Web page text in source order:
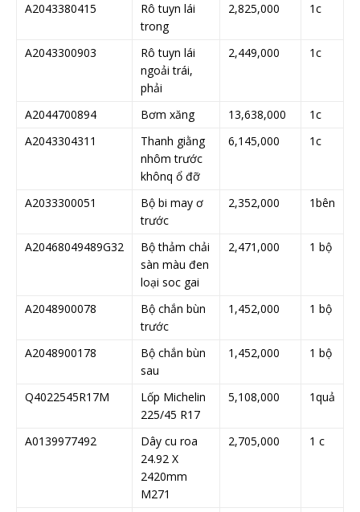
A2043380415
Rô tuyn lái
trong
2,825,000 1c
A2043300903
Rô tuyn lái
ngoải trái,
phải
2,449,000 1c
A2044700894 Bơm xăng 13,638,000
1c
A2043304311
Thanh giằng
nhôm trước
khônq ổ đỡ
6,145,000 1c
A2033300051
Bộ bi may ơ
trước
2,352,000 1bên
A20468049489G32
Bộ thảm chải
sàn màu đen
loại soc gai
2,471,000 1 bộ
A2048900078
Bộ chắn bùn
trước
1,452,000 1 bộ
A2048900178
Bộ chắn bùn
sau
1,452,000 1 bộ
Q4022545R17M
Lốp Michelin
225/45 R17
5,108,000 1quả
A0139977492
Dây cu roa
24.92 X
2420mm
M271
2,705,000 1 c